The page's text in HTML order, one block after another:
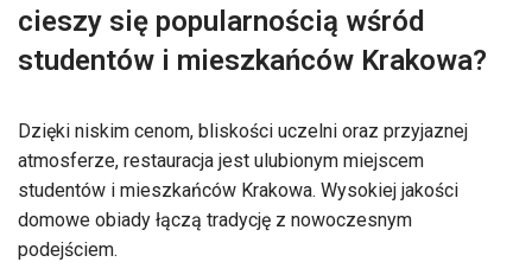
cieszy się popularnością wśród
studentów i mieszkańców Krakowa?
Dzięki niskim cenom, bliskości uczelni oraz przyjaznej
atmosferze, restauracja jest ulubionym miejscem
studentów i mieszkańców Krakowa. Wysokiej jakości
domowe obiady łączą tradycję z nowoczesnym
podejściem.